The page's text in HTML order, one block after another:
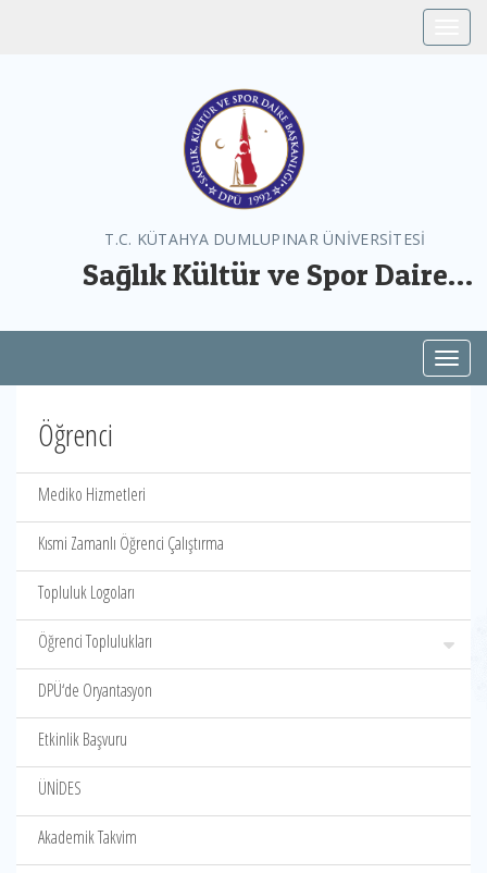
T.C. KÜTAHYA DUMLUPINAR ÜNİVERSİTESİ
Sağlık Kültür ve Spor Daire
Öğrenci
Mediko Hizmetleri
Kısmi Zamanlı Öğrenci Çalıştırma
Topluluk Logoları
Öğrenci Toplulukları
DPÜ‘de Oryantasyon
Etkinlik Başvuru
ÜNİDES
Akademik Takvim